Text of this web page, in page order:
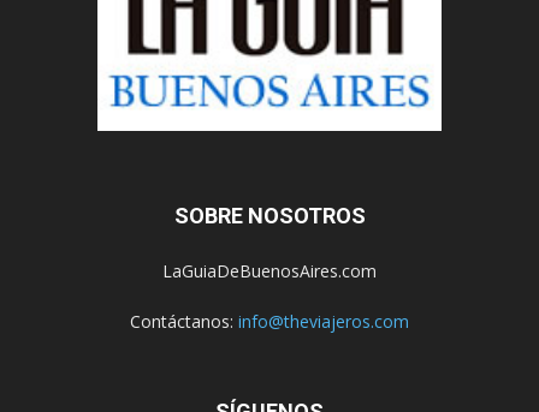
SOBRE NOSOTROS
LaGuiaDeBuenosAires.com
Contáctanos: info@theviajeros.com